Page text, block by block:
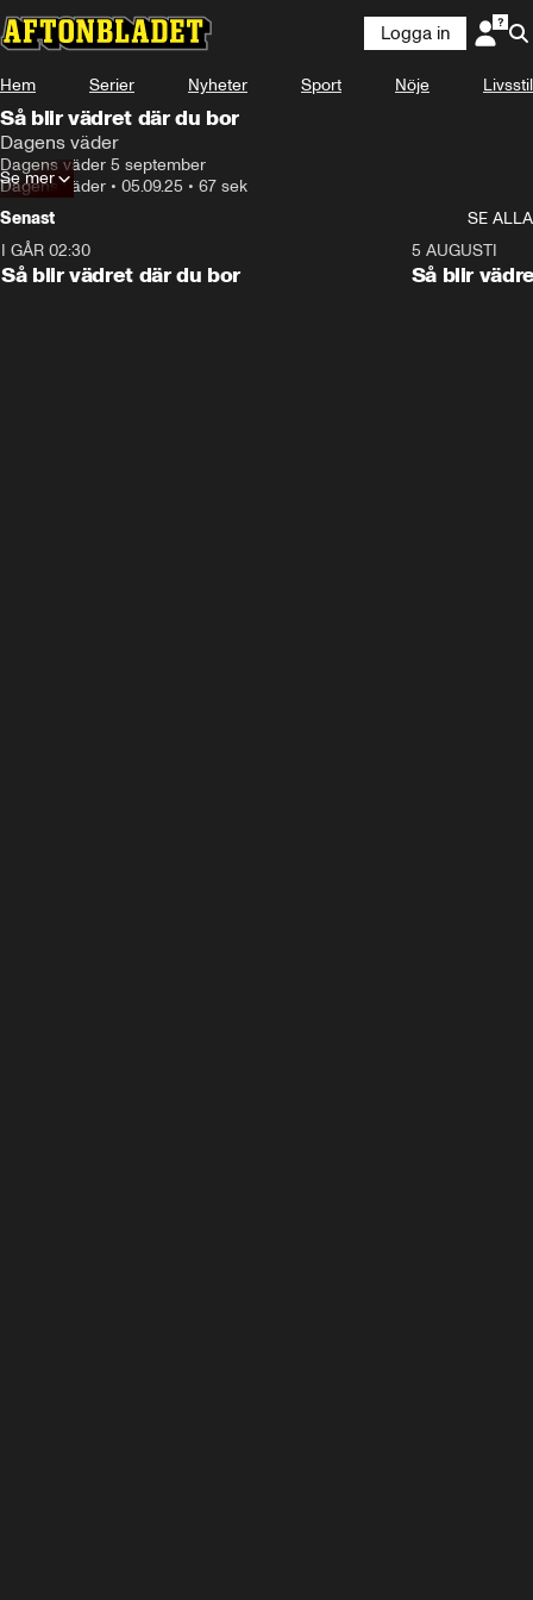
Logga in
Hem Serier Nyheter Sport Nöje Livsstil
Så blir vädret där du bor
Dagens väder
Dagens väder 5 september
Dagens väder • 05.09.25 • 67 sek
Se mer
Senast
SE ALLA
I GÅR 02:30
Så blir vädret där du bor
5 AUGUSTI
Så blir